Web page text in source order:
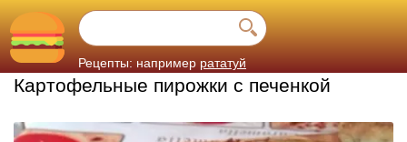
Рецепты: например рататуй
Картофельные пирожки с печенкой